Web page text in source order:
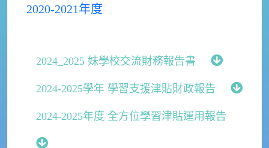
2020-2021年度
2024_2025 妹學校交流財務報告書
2024-2025學年 學習支援津貼財政報告
2024-2025年度 全方位學習津貼運用報告